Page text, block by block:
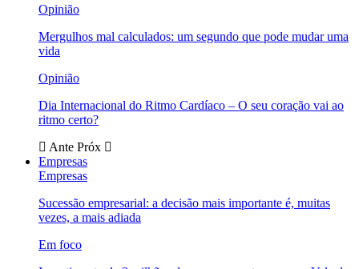
Opinião
Mergulhos mal calculados: um segundo que pode mudar uma
vida
Opinião
Dia Internacional do Ritmo Cardíaco – O seu coração vai ao
ritmo certo?
Ante Próx
Empresas
Empresas
Sucessão empresarial: a decisão mais importante é, muitas
vezes, a mais adiada
Em foco